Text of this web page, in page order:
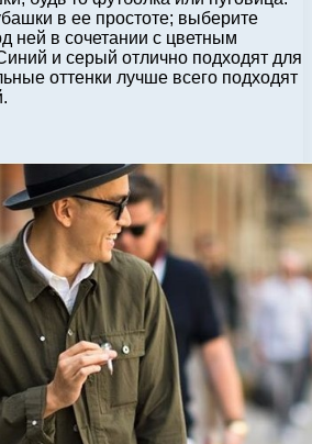
в ее простоте; выберите
ней в сочетании с цветным
и серый отлично подходят для
оттенки лучше всего подходят